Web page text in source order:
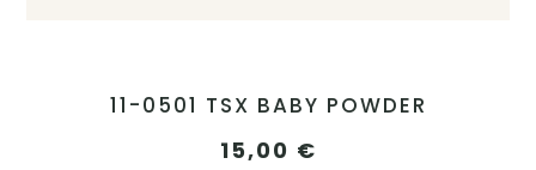
11-0501 TSX BABY POWDER
15,00 €